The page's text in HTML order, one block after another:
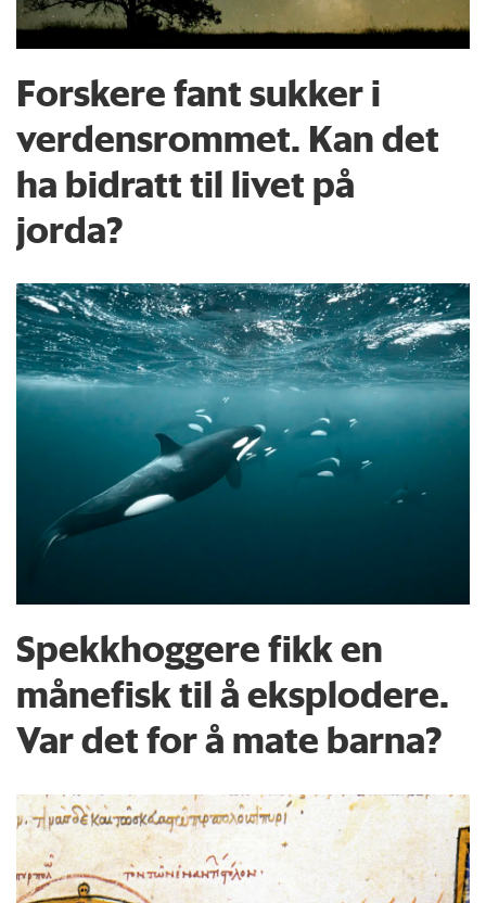
Forskere fant sukker i
verdensrommet. Kan det
ha bidratt til livet på
jorda?
Spekkhoggere fikk en
månefisk til å eksplodere.
Var det for å mate barna?